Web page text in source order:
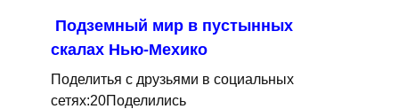
Подземный мир в пустынных
скалах Нью-Мехико
Поделитья с друзьями в социальных
сетях:20Поделились